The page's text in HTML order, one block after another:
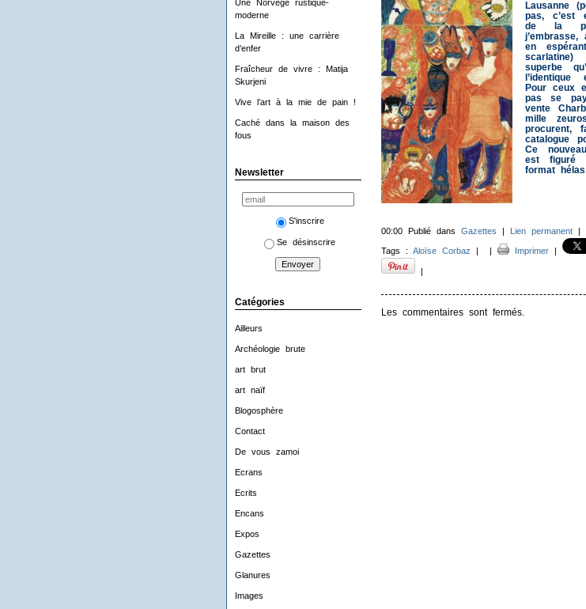
Une Norvège rustique-
moderne
La Mireille : une carrière
d’enfer
Fraîcheur de vivre : Matija
Skurjeni
Vive l’art à la mie de pain !
Caché dans la maison des
fous
Newsletter
S'inscrire
Se désinscrire
Catégories
Ailleurs
Archéologie brute
art brut
art naïf
Blogosphère
Contact
De vous zamoi
Ecrans
Ecrits
Encans
Expos
Gazettes
Glanures
Images
Lausanne
pas, c’est
de la
en
superbe
Pour ceux
pas se
vente
mille
procurent,
catalogue
Ce
est figuré
format
00:00 Publié dans Gazettes | Lien permanent|
Tags : Aloïse Corbaz | | Imprimer|
|
Les commentaires sont fermés.